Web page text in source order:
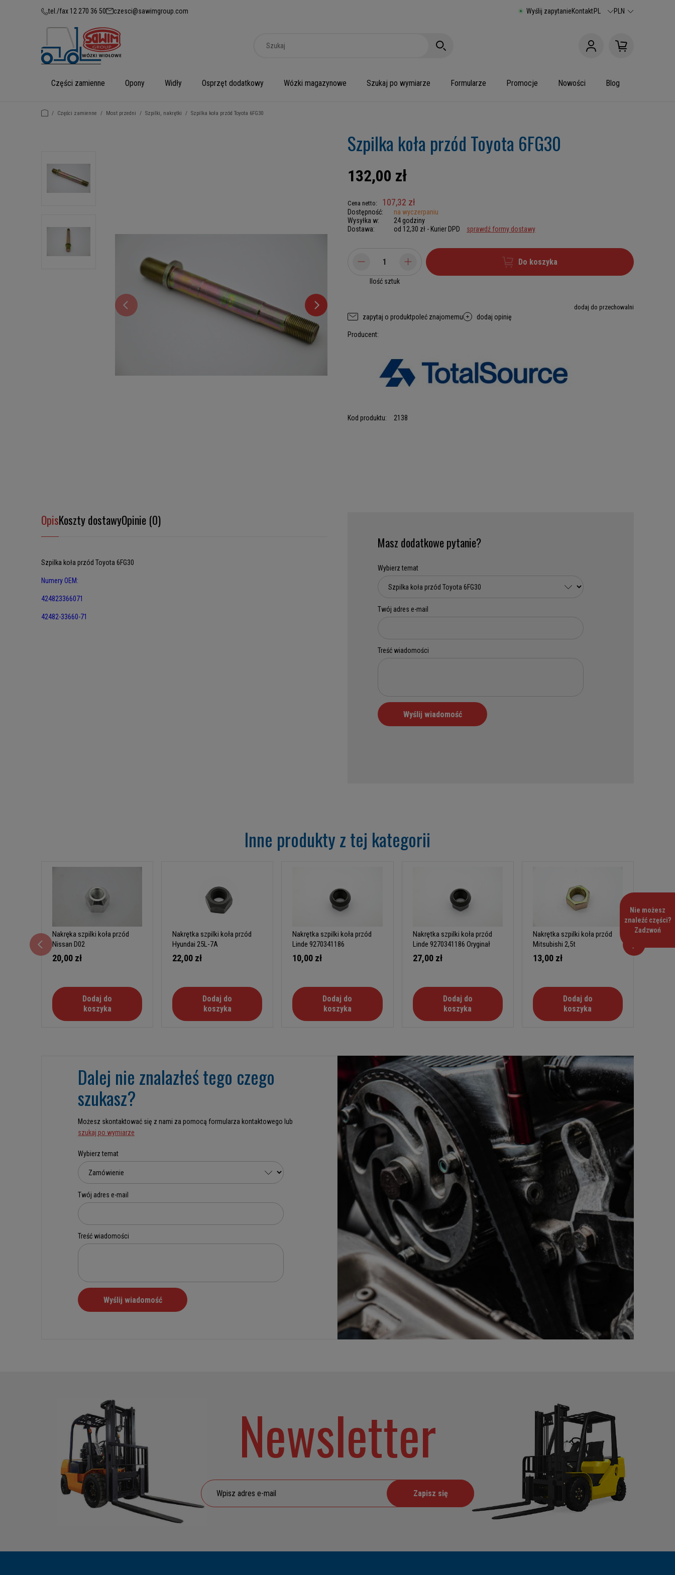
tel./fax 12 270 36 50 czesci@sawimgroup.com Wyślij zapytanieKontaktPL PLN
Części zamienne Opony Widły Osprzęt dodatkowy Wózki magazynowe Szukaj po wymiarze Formularze Promocje Nowości Blog
/ Części zamienne / Most przedni / Szpilki, nakrętki / Szpilka koła przód Toyota 6FG30
Szpilka koła przód Toyota 6FG30
132,00 zł
Cena netto: 107,32 zł
Dostępność:
na wyczerpaniu
Wysyłka w:
24 godziny
Dostawa:
od 12,30 zł - Kurier DPD sprawdź formy dostawy
Ilość sztuk
Do koszyka
dodaj do przechowalni
zapytaj o produktpoleć znajomemu dodaj opinię
Producent:
Kod produktu: 2138
OpisKoszty dostawyOpinie (0)
Szpilka koła przód Toyota 6FG30
Numery OEM:
424823366071
42482-33660-71
Masz dodatkowe pytanie?
Inne produkty z tej kategorii
Nakręka szpilki koła przód
Nissan D02
20,00 zł
Dodaj do
koszyka
Nakrętka szpilki koła przód
Hyundai 25L-7A
22,00 zł
Dodaj do
koszyka
Nakrętka szpilki koła przód
Linde 9270341186
10,00 zł
Dodaj do
koszyka
Nakrętka szpilki koła przód
Linde 9270341186 Oryginał
27,00 zł
Dodaj do
koszyka
Nakrętka szpilki koła przód
Mitsubishi 2,5t
13,00 zł
Dodaj do
koszyka
Dalej nie znalazłeś tego czego
szukasz?
Możesz skontaktować się z nami za pomocą formularza kontaktowego lub
szukaj po wymiarze
Newsletter
Zapisz się
Nie możesz
znaleźć części?
Zadzwoń